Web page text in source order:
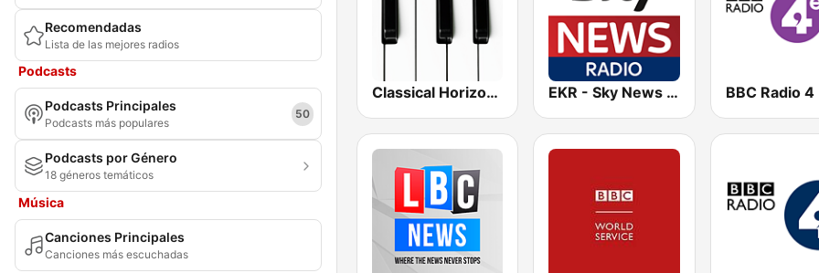
Recomendadas
Lista de las mejores radios
Podcasts
Podcasts Principales
Podcasts más populares
50
Podcasts por Género
18 géneros temáticos
Música
Canciones Principales
Canciones más escuchadas
Classical Horizon Radio (International) EKR - Sky News Radio BBC Radio 4